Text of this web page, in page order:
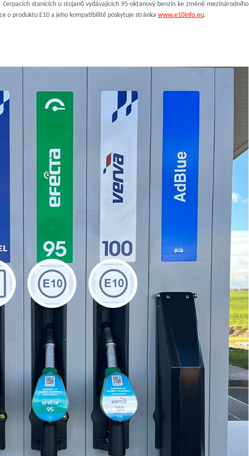
stanicích u stojanů vydávajících 95-oktanový benzín ke změně mezinárodního
o produktu E10 a jeho kompatibilitě poskytuje stránka www.e10info.eu.